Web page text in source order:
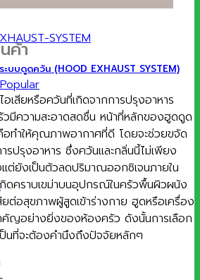
ค้า
บบดูดควัน (HOOD EXHAUST SYSTEM)
เสียหรือควันที่เกิดจากการปรุงอาหาร
วมีความสะอาดสดชื่น หน้าที่หลักของฮูดดูด
ทำให้คุณภาพอากาศที่ดี โดยจะช่วยขจัด
รปรุงอาหาร ซึ่งควันและกลิ่นนี้ไม่เพียง
ต่ยังเป็นตัวลดปริมาณออกซิเจนภายใน
ดคราบเขม่าบนอุปกรณ์ในคร้วพื้นผิวผนัง
ต่อสุขภาพผู้สูดเข้าร่างกาย ฮูดหรือเครื่อง
ญอย่างยิ่งของห้องครัว ดังนั้นการเลือก
นที่จะต้องคำนึงถึงปัจจัยหลักๆ